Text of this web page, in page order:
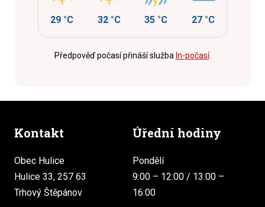
29 °C 32 °C 35 °C 27 °C
Předpověď počasí přináší služba In-počasí.
Kontakt
Obec Hulice
Hulice 33, 257 63
Trhový Štěpánov
Úřední hodiny
Pondělí
9:00 – 12:00 / 13:00 –
16:00